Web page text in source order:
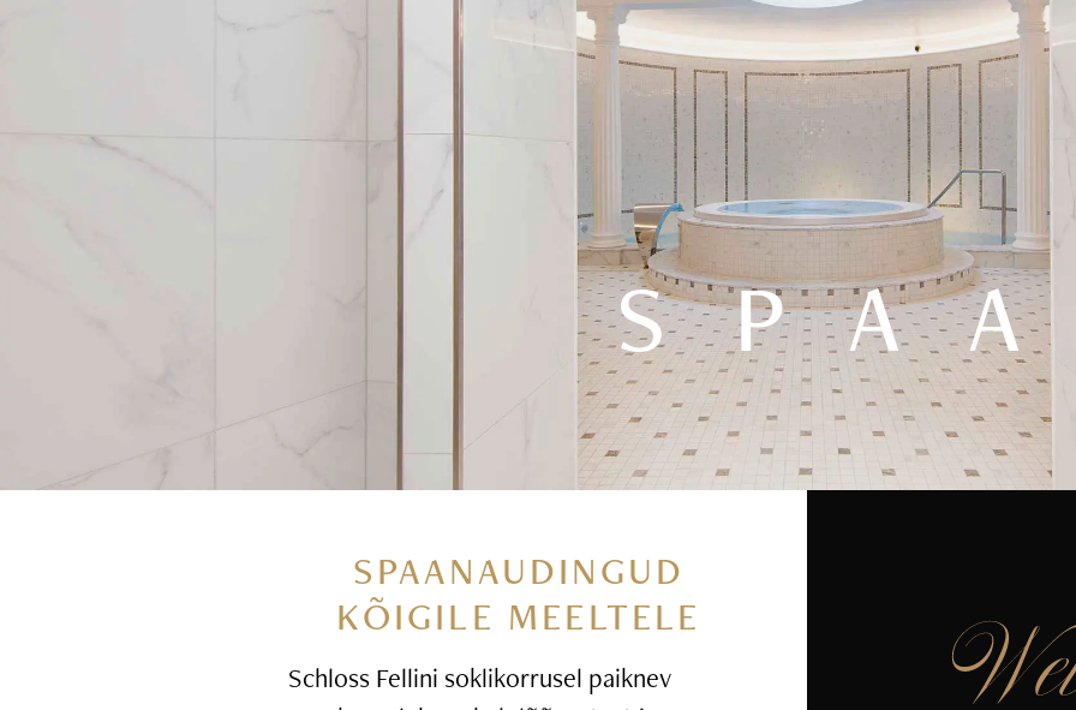
SPAANAUDINGUD
KÕIGILE MEELTELE
Schloss Fellini soklikorrusel paiknev